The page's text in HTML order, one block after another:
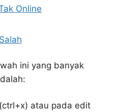
Online
ini yang banyak
atau pada edit